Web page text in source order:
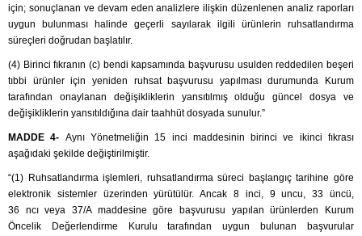
için; sonuçlanan ve devam eden analizlere ilişkin düzenlenen analiz raporları
uygun bulunması halinde geçerli sayılarak ilgili ürünlerin ruhsatlandırma
süreçleri doğrudan başlatılır.
(4) Birinci fıkranın (c) bendi kapsamında başvurusu usulden reddedilen beşeri
tıbbi ürünler için yeniden ruhsat başvurusu yapılması durumunda Kurum
tarafından onaylanan değişikliklerin yansıtılmış olduğu güncel dosya ve
değişikliklerin yansıtıldığına dair taahhüt dosyada sunulur.”
MADDE 4- Aynı Yönetmeliğin 15 inci maddesinin birinci ve ikinci fıkrası
aşağıdaki şekilde değiştirilmiştir.
“(1) Ruhsatlandırma işlemleri, ruhsatlandırma süreci başlangıç tarihine göre
elektronik sistemler üzerinden yürütülür. Ancak 8 inci, 9 uncu, 33 üncü,
36 ncı veya 37/A maddesine göre başvurusu yapılan ürünlerden Kurum
Öncelik Değerlendirme Kurulu tarafından uygun bulunan başvurular